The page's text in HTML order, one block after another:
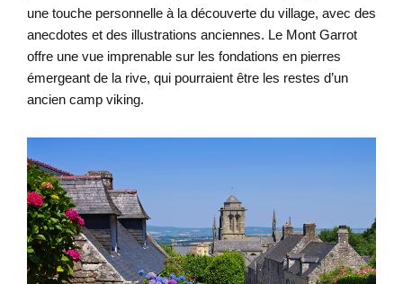
une touche personnelle à la découverte du village, avec des
anecdotes et des illustrations anciennes. Le Mont Garrot
offre une vue imprenable sur les fondations en pierres
émergeant de la rive, qui pourraient être les restes d’un
ancien camp viking.